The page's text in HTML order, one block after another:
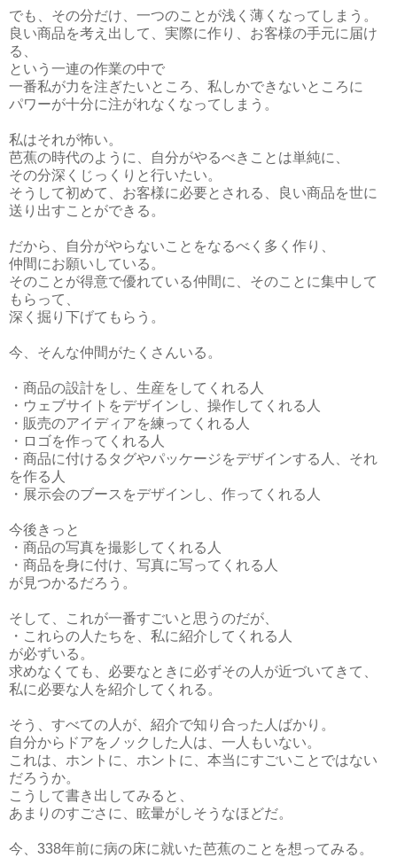
でも、その分だけ、一つのことが浅く薄くなってしまう。
良い商品を考え出して、実際に作り、お客様の手元に届け
る、
という一連の作業の中で
一番私が力を注ぎたいところ、私しかできないところに
パワーが十分に注がれなくなってしまう。
私はそれが怖い。
芭蕉の時代のように、自分がやるべきことは単純に、
その分深くじっくりと行いたい。
そうして初めて、お客様に必要とされる、良い商品を世に
送り出すことができる。
だから、自分がやらないことをなるべく多く作り、
仲間にお願いしている。
そのことが得意で優れている仲間に、そのことに集中して
もらって、
深く掘り下げてもらう。
今、そんな仲間がたくさんいる。
・商品の設計をし、生産をしてくれる人
・ウェブサイトをデザインし、操作してくれる人
・販売のアイディアを練ってくれる人
・ロゴを作ってくれる人
・商品に付けるタグやパッケージをデザインする人、それ
を作る人
・展示会のブースをデザインし、作ってくれる人
今後きっと
・商品の写真を撮影してくれる人
・商品を身に付け、写真に写ってくれる人
が見つかるだろう。
そして、これが一番すごいと思うのだが、
・これらの人たちを、私に紹介してくれる人
が必ずいる。
求めなくても、必要なときに必ずその人が近づいてきて、
私に必要な人を紹介してくれる。
そう、すべての人が、紹介で知り合った人ばかり。
自分からドアをノックした人は、一人もいない。
これは、ホントに、ホントに、本当にすごいことではない
だろうか。
こうして書き出してみると、
あまりのすごさに、眩暈がしそうなほどだ。
今、338年前に病の床に就いた芭蕉のことを想ってみる。